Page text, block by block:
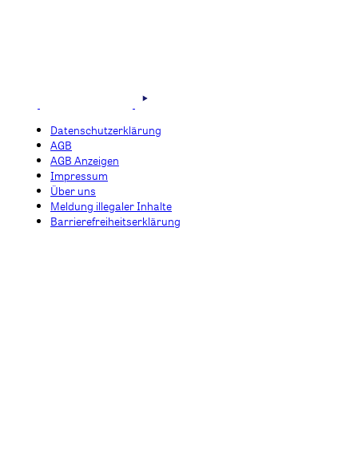
Datenschutzerklärung
AGB
AGB Anzeigen
Impressum
Über uns
Meldung illegaler Inhalte
Barrierefreiheitserklärung